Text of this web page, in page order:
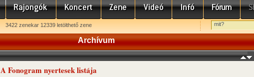
3422 zenekar 12339 letölthető zene
Archívum
A Fonogram nyertesek listája